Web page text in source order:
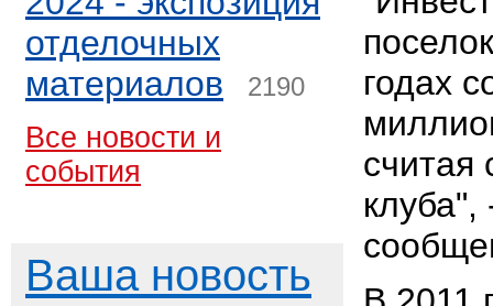
отделочных
материалов
2190
Все новости и
события
Ваша новость
годах
считая
клуба",